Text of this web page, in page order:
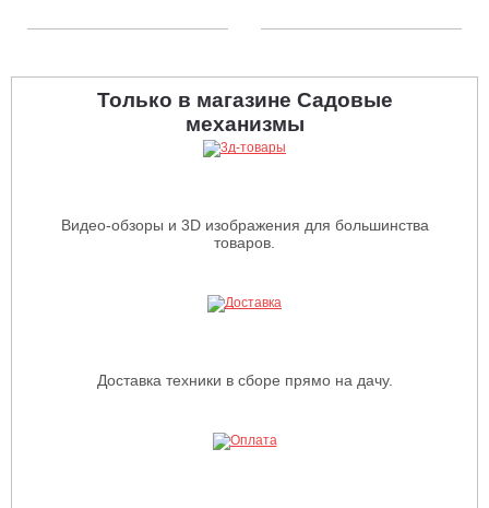
Только в магазине Садовые
механизмы
Видео-обзоры и 3D изображения для большинства
товаров.
Доставка техники в сборе прямо на дачу.